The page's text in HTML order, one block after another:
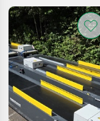
HDK
7012
MARKETPLACE
Marketplace